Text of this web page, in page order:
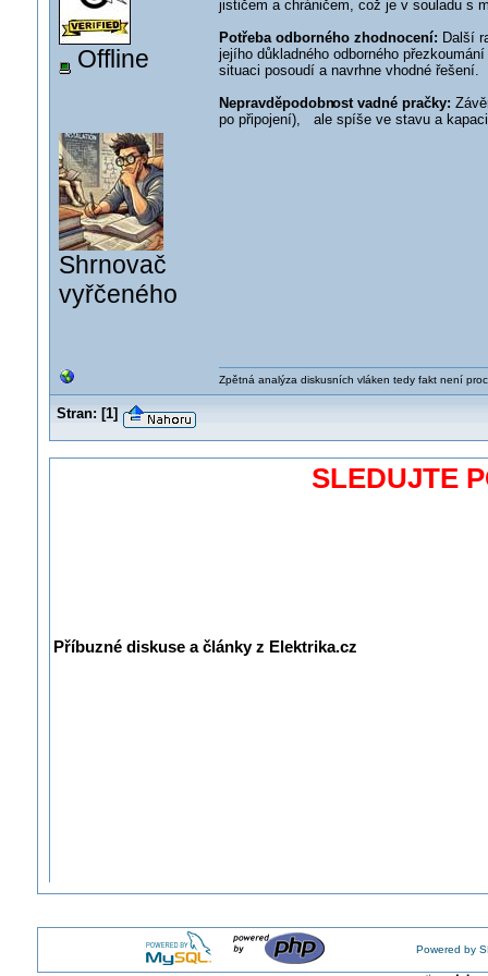
Offline
Shrnovač
vyřčeného
jističem a chráničem, což je v souladu s
Potřeba odborného zhodnocení: Další
jejího důkladného odborného
situaci posoudí a navrhne vhodné řešení.
Nepravděpodobnost vadné pračky:
po připojení), ale spíše ve stavu a
Zpětná analýza diskusních vláken tedy fakt není
Stran: [1]
SLEDUJTE
Příbuzné diskuse a články z Elektrika.cz
Powered by